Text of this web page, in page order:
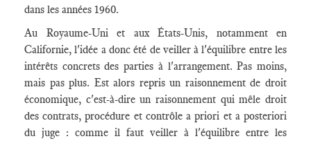
dans les années 1960.
Au Royaume-Uni et aux États-Unis, notamment en
Californie, l'idée a donc été de veiller à l'équilibre entre les
intérêts concrets des parties à l'arrangement. Pas moins,
mais pas plus. Est alors repris un raisonnement de droit
économique, c'est-à-dire un raisonnement qui mêle droit
des contrats, procédure et contrôle a priori et a posteriori
du juge : comme il faut veiller à l'équilibre entre les